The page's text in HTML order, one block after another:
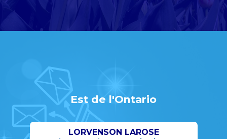
Est de l'Ontario
LORVENSON LAROSE